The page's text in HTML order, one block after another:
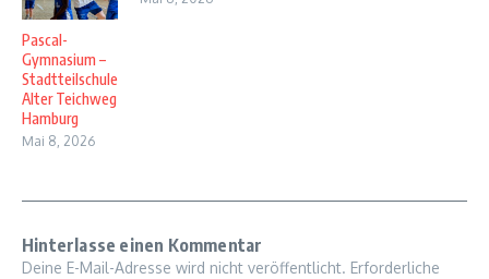
Pascal-
Gymnasium –
Stadtteilschule
Alter Teichweg
Hamburg
Mai 8, 2026
Hinterlasse einen Kommentar
Deine E-Mail-Adresse wird nicht veröffentlicht. Erforderliche